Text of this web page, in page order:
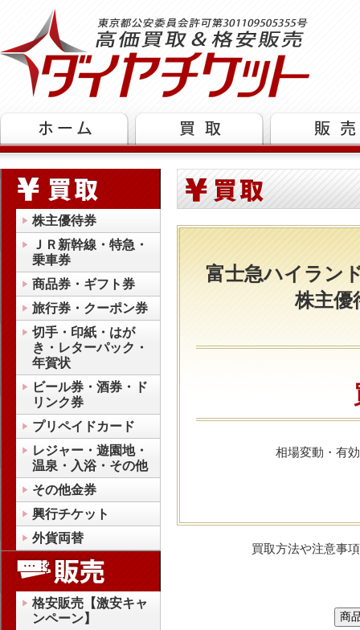
株主優待券
ＪＲ新幹線・特急・
乗車券
商品券・ギフト券
旅行券・クーポン券
切手・印紙・はが
き・レターパック・
年賀状
ビール券・酒券・ド
リンク券
プリペイドカード
レジャー・遊園地・
温泉・入浴・その他
その他金券
興行チケット
外貨両替
格安販売【激安キャ
ンペーン】
富士急ハイラン
株主優
相場変動・有
買取方法や注意事